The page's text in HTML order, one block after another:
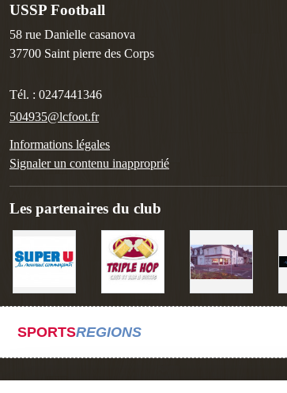
USSP Football
58 rue Danielle casanova
37700 Saint pierre des Corps
Tél. : 0247441346
504935@lcfoot.fr
Informations légales
Signaler un contenu inapproprié
Les partenaires du club
SPORTSREGIONS